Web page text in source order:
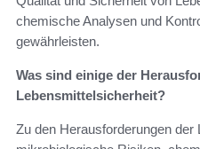
chemische Analysen und
gewährleisten.
Was sind einige der
Lebensmittelsicherheit?
Zu den Herausforderungen